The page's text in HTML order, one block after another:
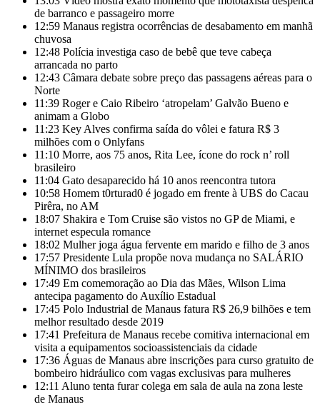
de barranco e passageiro morre
12:59 Manaus registra ocorrências de desabamento em manhã
chuvosa
12:48 Polícia investiga caso de bebê que teve cabeça
arrancada no parto
12:43 Câmara debate sobre preço das passagens aéreas para o
Norte
11:39 Roger e Caio Ribeiro ‘atropelam’ Galvão Bueno e
animam a Globo
11:23 Key Alves confirma saída do vôlei e fatura R$ 3
milhões com o Onlyfans
11:10 Morre, aos 75 anos, Rita Lee, ícone do rock n’ roll
brasileiro
11:04 Gato desaparecido há 10 anos reencontra tutora
10:58 Homem t0rturad0 é jogado em frente à UBS do Cacau
Pirêra, no AM
18:07 Shakira e Tom Cruise são vistos no GP de Miami, e
internet especula romance
18:02 Mulher joga água fervente em marido e filho de 3 anos
17:57 Presidente Lula propõe nova mudança no SALÁRIO
MÍNIMO dos brasileiros
17:49 Em comemoração ao Dia das Mães, Wilson Lima
antecipa pagamento do Auxílio Estadual
17:45 Polo Industrial de Manaus fatura R$ 26,9 bilhões e tem
melhor resultado desde 2019
17:41 Prefeitura de Manaus recebe comitiva internacional em
visita a equipamentos socioassistenciais da cidade
17:36 Águas de Manaus abre inscrições para curso gratuito de
bombeiro hidráulico com vagas exclusivas para mulheres
12:11 Aluno tenta furar colega em sala de aula na zona leste
de Manaus